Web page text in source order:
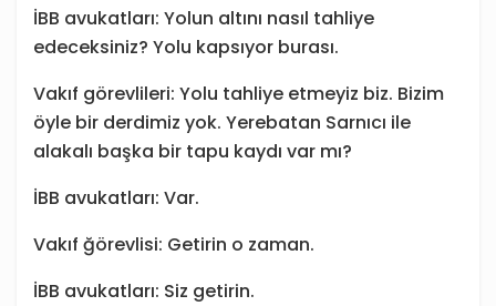
İBB avukatları: Yolun altını nasıl tahliye
edeceksiniz? Yolu kapsıyor burası.
Vakıf görevlileri: Yolu tahliye etmeyiz biz. Bizim
öyle bir derdimiz yok. Yerebatan Sarnıcı ile
alakalı başka bir tapu kaydı var mı?
İBB avukatları: Var.
Vakıf ğörevlisi: Getirin o zaman.
İBB avukatları: Siz getirin.